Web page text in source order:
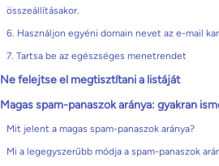
összeállításakor.
6. Használjon egyéni domain nevet az e-mail
7. Tartsa be az egészséges menetrendet
Ne felejtse el megtisztítani a listáját
Magas spam-panaszok aránya: gyakran
Mit jelent a magas spam-panaszok aránya?
Mi a legegyszerűbb módja a spam-panaszok